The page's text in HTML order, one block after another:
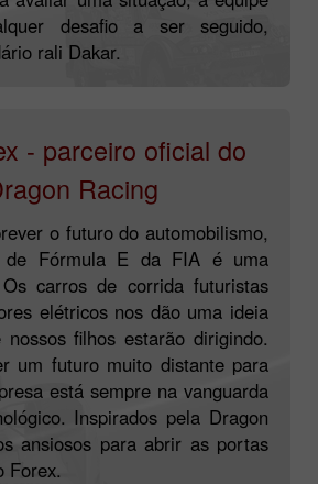
desafio a ser seguido,
rali Dakar.
- parceiro oficial do
Racing
o futuro do automobilismo,
de Fórmula E da FIA é uma
carros de corrida futuristas
elétricos nos dão uma ideia
filhos estarão dirigindo.
um futuro muito distante para
está sempre na vanguarda
Inspirados pela Dragon
ansiosos para abrir as portas
Forex.